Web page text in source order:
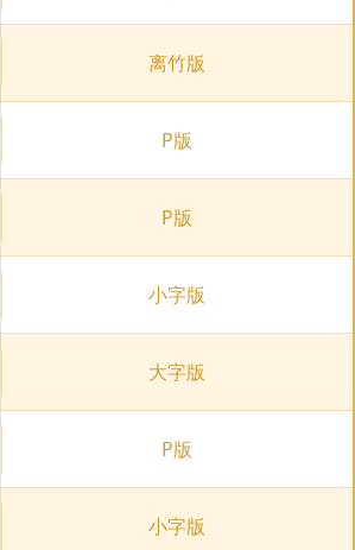
离竹版
P版
P版
小字版
大字版
P版
小字版